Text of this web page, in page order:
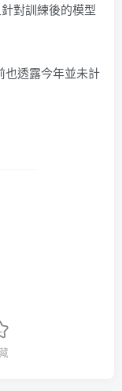
對訓練後的模型
也透露今年並未計